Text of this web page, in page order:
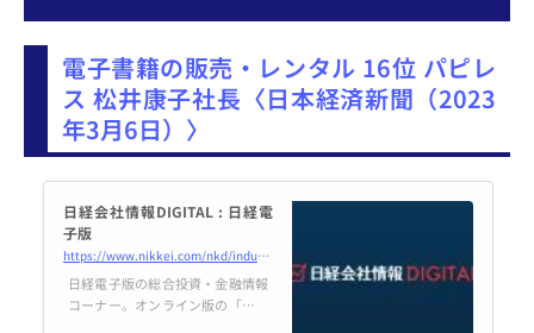
2年出版市場（紙+電子）はコミッ
ク41.52％：書籍40.97％：雑誌17.
51％に ～ ...
電子書籍の販売・レンタル 16位 パピレ
ス 松井康子社長〈日本経済新聞（2023
年3月6日）〉
日経会社情報DIGITAL : 日経電
子版
https://www.nikkei.com/nkd/industry/article/?DisplayType=2&#038;n_m_code=154&#038;ng=DGKKZO68998590V00C23A3TLB000
日経電子版の総合投資・金融情報
コーナー。オンライン版の「日経